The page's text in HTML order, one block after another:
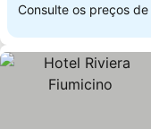
Consulte os preços de